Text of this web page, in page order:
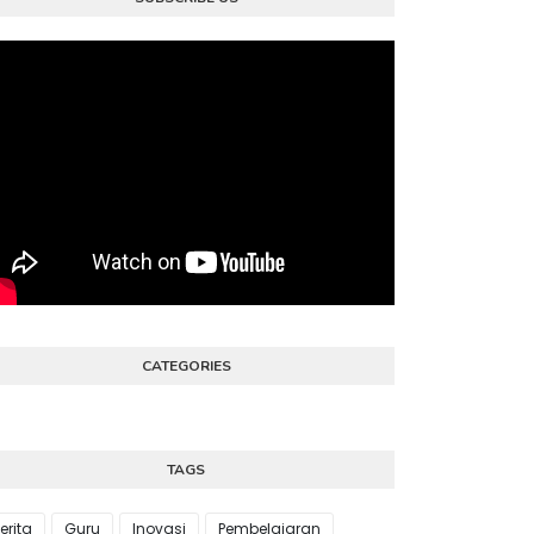
CATEGORIES
TAGS
Guru Inovasi Pembelajaran